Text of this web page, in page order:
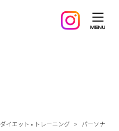
ダイエット • トレーニング
パーソナ